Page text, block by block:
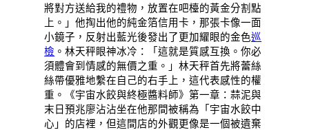
將對方送給我的禮物，放置在吧檯的黃金分割點
上。」他掏出他的純金箔信用卡，那張卡像一面
小鏡子，反射出藍光後發出了更加耀眼的金色巡
檢 。林天秤眼神冰冷：「這就是質感互換。你必
須體會到情感的無價之重。」林天秤首先將蕾絲
絲帶優雅地繫在自己的右手上，這代表感性的權
重。《宇宙水餃與終極醬料師》第一章：蒜泥與
末日預兆廖沾沾坐在他那間被稱為「宇宙水餃中
心」的店裡，但這間店的外觀更像是一個被遺棄